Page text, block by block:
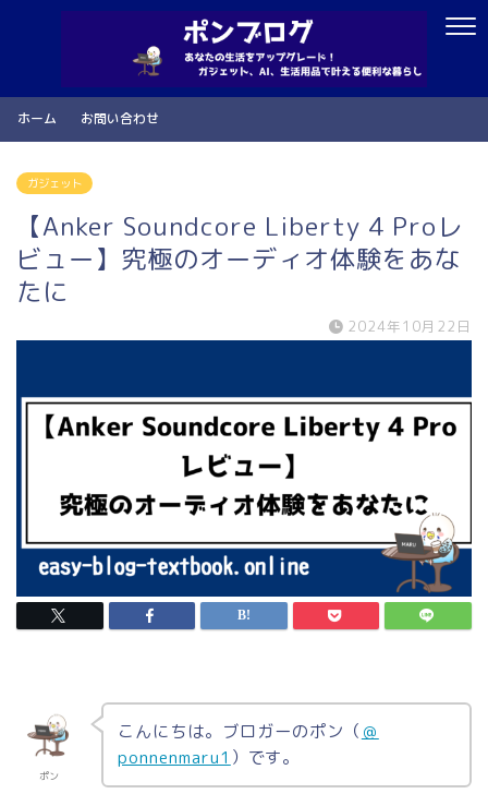
ホーム お問い合わせ
ガジェット
【Anker Soundcore Liberty 4 Proレ
ビュー】究極のオーディオ体験をあな
たに
2024年10月22日
ポン
こんにちは。ブロガーのポン（ ＠
ponnenmaru1 ）です。